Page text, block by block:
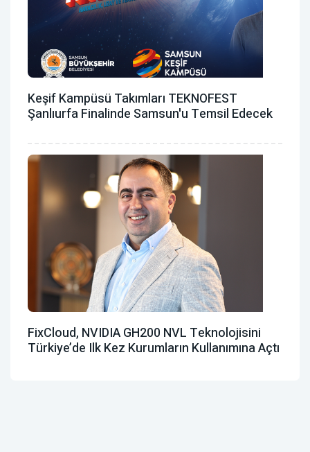
Keşif Kampüsü Takımları TEKNOFEST
Şanlıurfa Finalinde Samsun'u Temsil Edecek
FixCloud, NVIDIA GH200 NVL Teknolojisini
Türkiye’de Ilk Kez Kurumların Kullanımına Açtı